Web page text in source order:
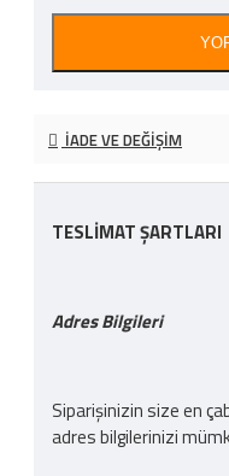
İADE VE DEĞIŞIM
TESLİMAT ŞARTLARI
Adres Bilgileri
Siparişinizin size en
adres bilgilerinizi